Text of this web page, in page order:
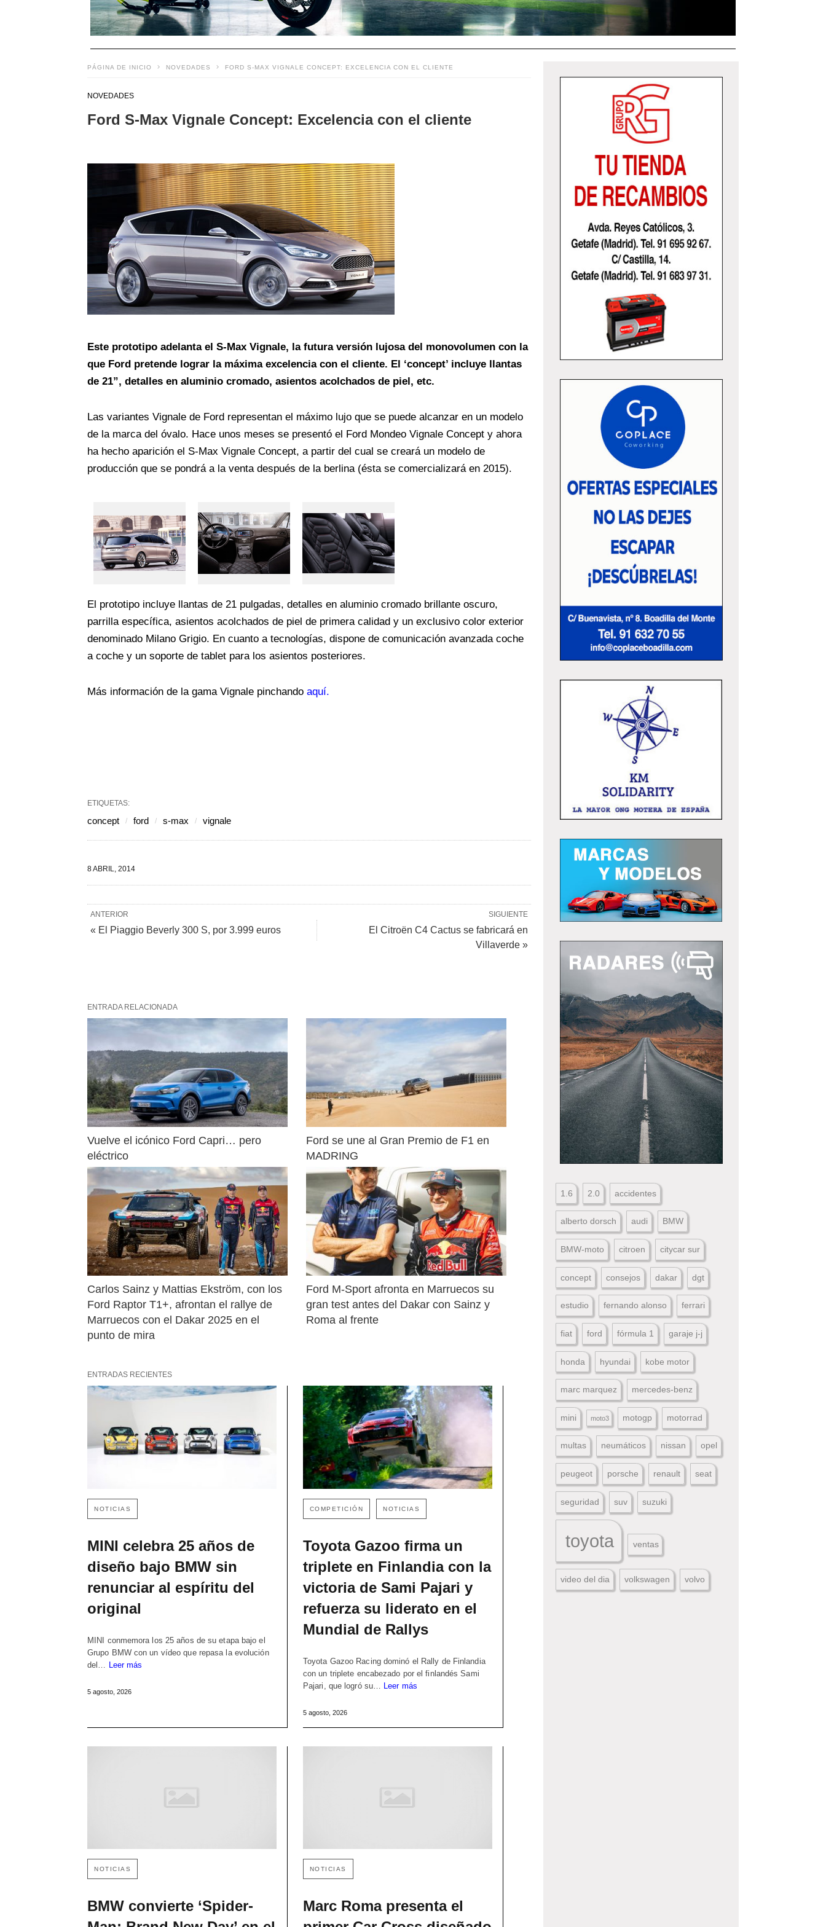
PÁGINA DE INICIO NOVEDADES FORD S-MAX VIGNALE CONCEPT: EXCELENCIA CON EL CLIENTE
NOVEDADES
Ford S-Max Vignale Concept: Excelencia con el cliente
Este prototipo adelanta el S-Max Vignale, la futura versión lujosa del monovolumen con la
que Ford pretende lograr la máxima excelencia con el cliente. El ‘concept’ incluye llantas
de 21”, detalles en aluminio cromado, asientos acolchados de piel, etc.
Las variantes Vignale de Ford representan el máximo lujo que se puede alcanzar en un modelo
de la marca del óvalo. Hace unos meses se presentó el Ford Mondeo Vignale Concept y ahora
ha hecho aparición el S-Max Vignale Concept, a partir del cual se creará un modelo de
producción que se pondrá a la venta después de la berlina (ésta se comercializará en 2015).
El prototipo incluye llantas de 21 pulgadas, detalles en aluminio cromado brillante oscuro,
parrilla específica, asientos acolchados de piel de primera calidad y un exclusivo color exterior
denominado Milano Grigio. En cuanto a tecnologías, dispone de comunicación avanzada coche
a coche y un soporte de tablet para los asientos posteriores.
Más información de la gama Vignale pinchando aquí.
ETIQUETAS:
concept ford s-max vignale
8 ABRIL, 2014
SIGUIENTE
El Citroën C4 Cactus se fabricará en
Villaverde »
ANTERIOR
« El Piaggio Beverly 300 S, por 3.999 euros
ENTRADA RELACIONADA
Vuelve el icónico Ford Capri… pero
eléctrico
Ford se une al Gran Premio de F1 en
MADRING
Carlos Sainz y Mattias Ekström, con los
Ford Raptor T1+, afrontan el rallye de
Marruecos con el Dakar 2025 en el
punto de mira
Ford M-Sport afronta en Marruecos su
gran test antes del Dakar con Sainz y
Roma al frente
ENTRADAS RECIENTES
NOTICIAS
MINI celebra 25 años de
diseño bajo BMW sin
renunciar al espíritu del
original
MINI conmemora los 25 años de su etapa bajo el
Grupo BMW con un vídeo que repasa la evolución
del… Leer más
5 agosto, 2026
COMPETICIÓN NOTICIAS
Toyota Gazoo firma un
triplete en Finlandia con la
victoria de Sami Pajari y
refuerza su liderato en el
Mundial de Rallys
Toyota Gazoo Racing dominó el Rally de Finlandia
con un triplete encabezado por el finlandés Sami
Pajari, que logró su… Leer más
5 agosto, 2026
NOTICIAS
BMW convierte ‘Spider-
NOTICIAS
Marc Roma presenta el
1.6 2.0 accidentes
alberto dorsch audi BMW
BMW-moto citroen citycar sur
concept consejos dakar dgt
estudio fernando alonso ferrari
fiat ford fórmula 1 garaje j-j
honda hyundai kobe motor
marc marquez mercedes-benz
mini moto3 motogp motorrad
multas neumáticos nissan opel
peugeot porsche renault seat
seguridad suv suzuki
toyota ventas
video del dia volkswagen volvo